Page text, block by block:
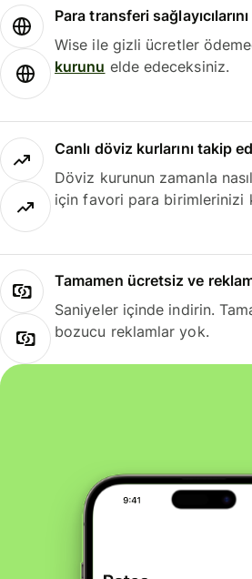
Para transferi sağlayıcılarını
Wise ile gizli ücretler
kurunu elde edeceksiniz.
Canlı döviz kurlarını takip
Döviz kurunun zamanla
için favori para birimlerinizi
Tamamen ücretsiz ve
Saniyeler içinde indirin.
bozucu reklamlar yok.